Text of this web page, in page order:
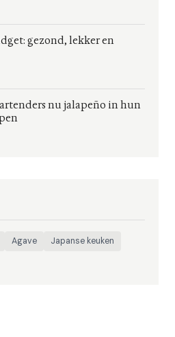
gezond, lekker en
nu jalapeño in hun
Agave
Japanse keuken